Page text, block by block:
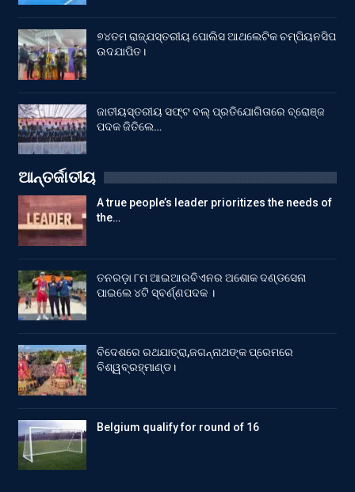
୭୪ତମ ରାଜ୍ଯସ୍ତରୀୟ ପୋଲିସ ଆଥଲେଟିକ ଚମ୍ପିୟନସିପ
ଉଦଯାପିତ।
ଜାତୀୟସ୍ତରୀୟ ସଫ୍ଟ ବଲ୍ ପ୍ରତିଯୋଗିତାରେ ବ୍ରୋଞ୍ଜ
ପଦକ ଜିତିଲେ…
ଆନ୍ତର୍ଜାତୀୟ
A true people’s leader prioritizes the needs of
the…
ତନରଡ଼ା ୮ମ ଆଇଆରବିଏନର ଅଶୋକ ଦଣ୍ଡସେନା
ପାଇଲେ ୪ଟି ସ୍ବର୍ଣ୍ଣପଦକ ।
ବିଦେଶରେ ରଥଯାତ୍ରା,ଜଗନ୍ନାଥଙ୍କ ପ୍ରେମରେ
ବିଶ୍ୱବ୍ରହ୍ମାଣ୍ଡ।
Belgium qualify for round of 16